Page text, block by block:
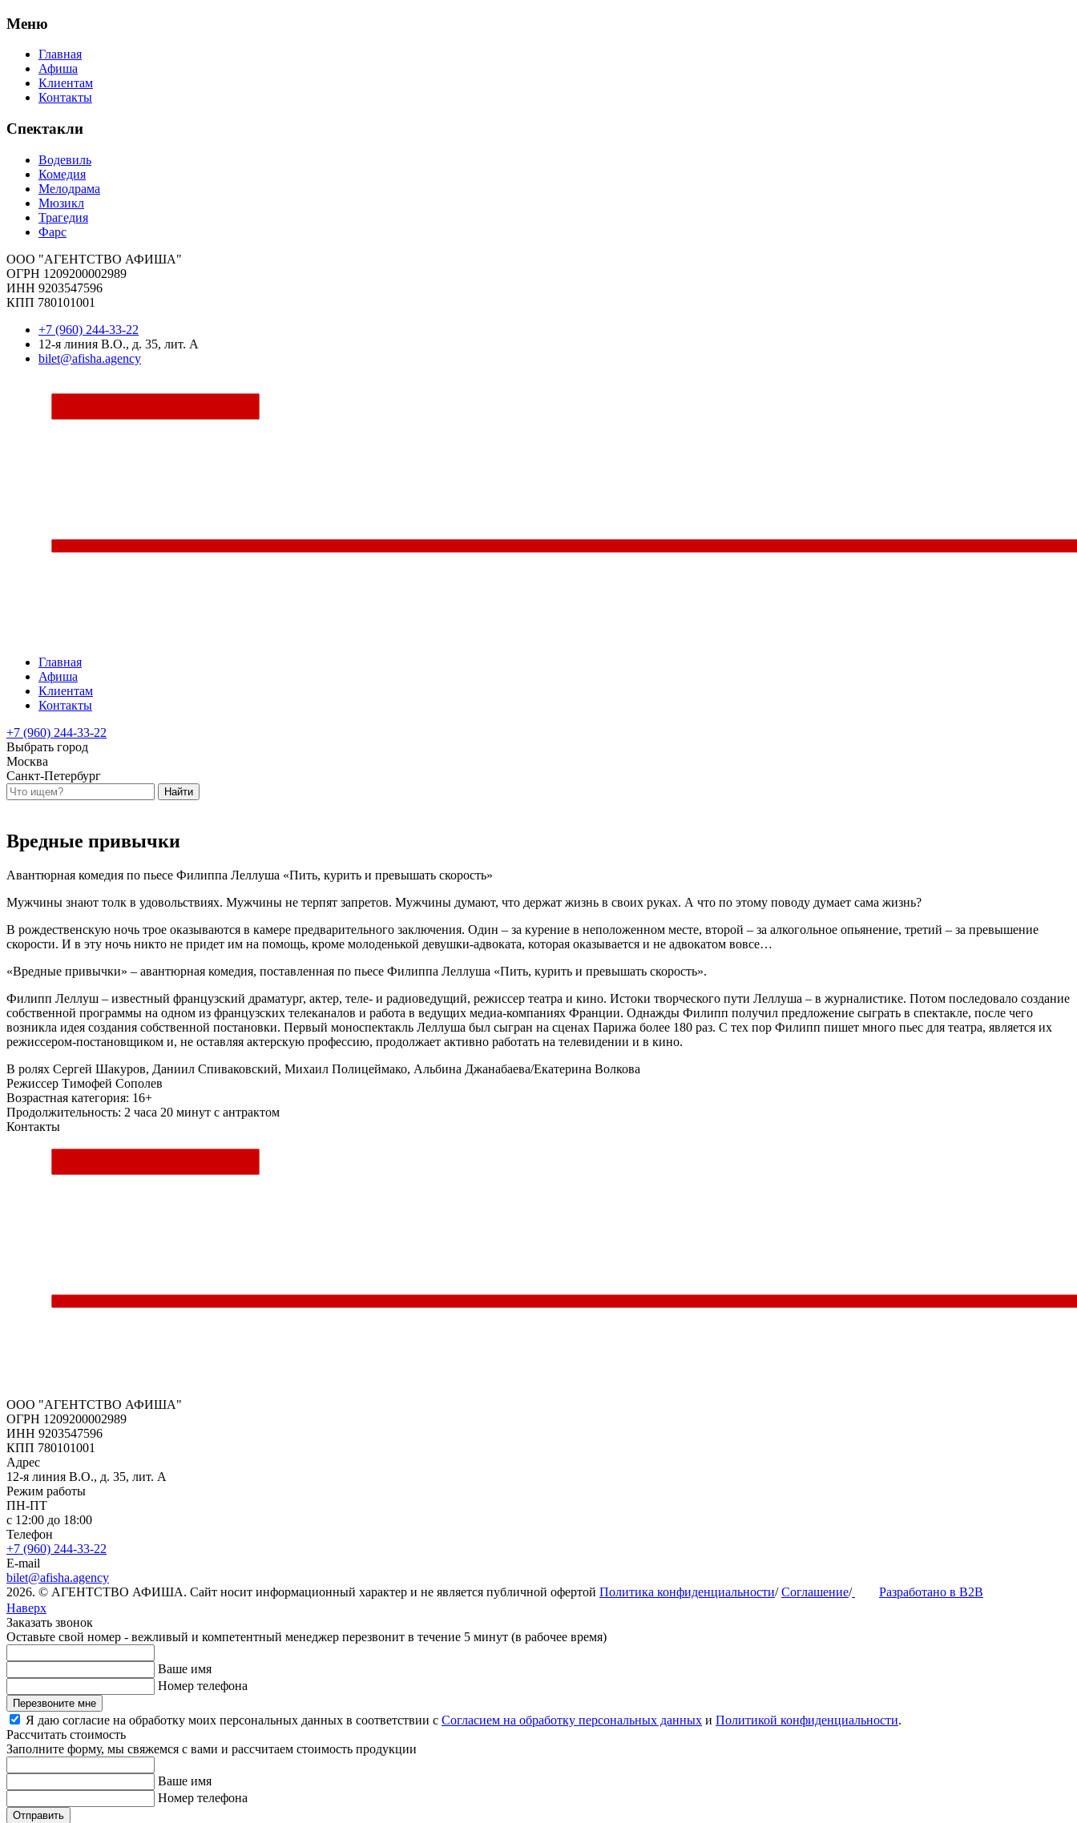
Меню
Главная
Афиша
Клиентам
Контакты
Спектакли
Водевиль
Комедия
Мелодрама
Мюзикл
Трагедия
Фарс
ООО "АГЕНТСТВО АФИША"
ОГРН 1209200002989
ИНН 9203547596
КПП 780101001
+7 (960) 244-33-22
12-я линия В.О., д. 35, лит. А
bilet@afisha.agency
Главная
Афиша
Клиентам
Контакты
+7 (960) 244-33-22
Выбрать город
Москва
Санкт-Петербург
Вредные привычки
Авантюрная комедия по пьесе Филиппа Леллуша «Пить, курить и превышать скорость»
Мужчины знают толк в удовольствиях. Мужчины не терпят запретов. Мужчины думают, что держат жизнь в своих руках. А что по этому поводу думает сама жизнь?
В рождественскую ночь трое оказываются в камере предварительного заключения. Один – за курение в неположенном месте, второй – за алкогольное опьянение, третий – за превышение
скорости. И в эту ночь никто не придет им на помощь, кроме молоденькой девушки-адвоката, которая оказывается и не адвокатом вовсе…
«Вредные привычки» – авантюрная комедия, поставленная по пьесе Филиппа Леллуша «Пить, курить и превышать скорость».
Филипп Леллуш – известный французский драматург, актер, теле- и радиоведущий, режиссер театра и кино. Истоки творческого пути Леллуша – в журналистике. Потом последовало создание
собственной программы на одном из французских телеканалов и работа в ведущих медиа-компаниях Франции. Однажды Филипп получил предложение сыграть в спектакле, после чего
возникла идея создания собственной постановки. Первый моноспектакль Леллуша был сыгран на сценах Парижа более 180 раз. С тех пор Филипп пишет много пьес для театра, является их
режиссером-постановщиком и, не оставляя актерскую профессию, продолжает активно работать на телевидении и в кино.
В ролях Сергей Шакуров, Даниил Спиваковский, Михаил Полицеймако, Альбина Джанабаева/Екатерина Волкова
Режиcсер Тимофей Сополев
Возрастная категория: 16+
Продолжительность: 2 часа 20 минут с антрактом
Контакты
ООО "АГЕНТСТВО АФИША"
ОГРН 1209200002989
ИНН 9203547596
КПП 780101001
Адрес
12-я линия В.О., д. 35, лит. А
Режим работы
ПН-ПТ
с 12:00 до 18:00
Телефон
+7 (960) 244-33-22
E-mail
bilet@afisha.agency
2026. © АГЕНТСТВО АФИША. Сайт носит информационный характер и не является публичной офертой Политика конфиденциальности/ Соглашение/
Разработано в B2B
Наверх
Заказать звонок
Оставьте свой номер - вежливый и компетентный менеджер перезвонит в течение 5 минут (в рабочее время)
Ваше имя
Номер телефона
Перезвоните мне
Я даю согласие на обработку моих персональных данных в соответствии с Согласием на обработку персональных данных и Политикой конфиденциальности.
Рассчитать стоимость
Заполните форму, мы свяжемся с вами и рассчитаем стоимость продукции
Ваше имя
Номер телефона
Отправить